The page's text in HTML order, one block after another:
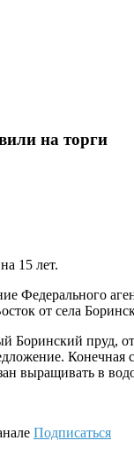
на торги
15 лет.
Федерального
от села
Боринский пруд,
Конечная
выращивать в
Подписаться